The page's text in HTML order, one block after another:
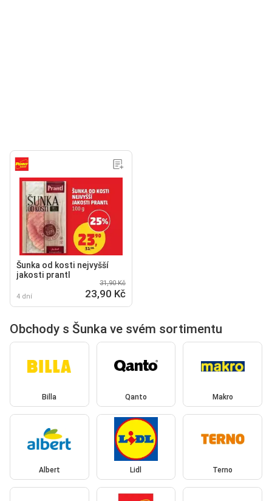
Šunka od kosti nejvyšší
jakosti prantl
4 dní
31,90 Kč
23,90 Kč
Obchody s Šunka ve svém sortimentu
Billa Qanto Makro
Albert Lidl Terno